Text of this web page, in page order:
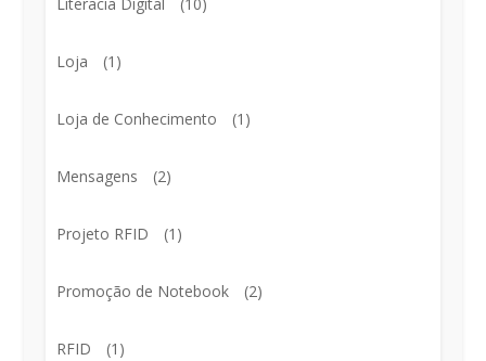
Loja (1)
Loja de Conhecimento (1)
Mensagens (2)
Projeto RFID (1)
Promoção de Notebook (2)
RFID (1)